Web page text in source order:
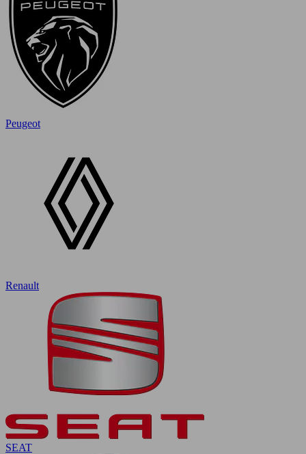
Peugeot
Renault
SEAT